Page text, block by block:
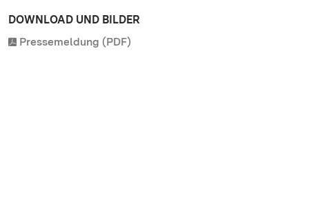
DOWNLOAD UND BILDER
Pressemeldung (PDF)